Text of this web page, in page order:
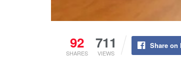
92
SHARES
711
VIEWS
Share on